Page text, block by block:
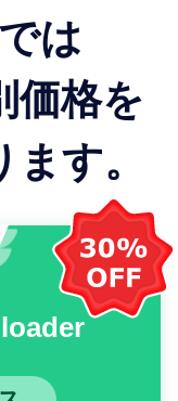
は
価格を
す。